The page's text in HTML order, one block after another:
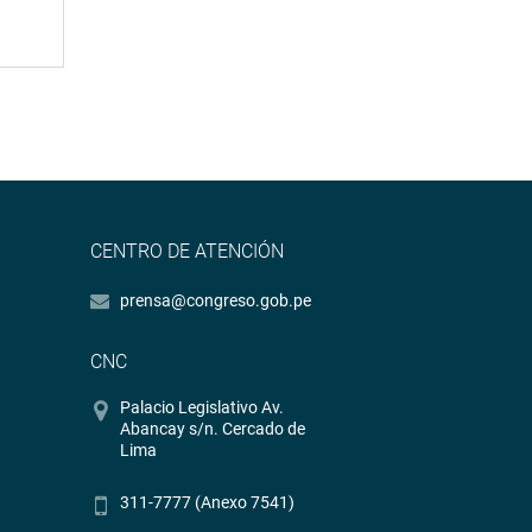
CENTRO DE ATENCIÓN
prensa@congreso.gob.pe
CNC
Palacio Legislativo Av.
Abancay s/n. Cercado de
Lima
311-7777 (Anexo 7541)